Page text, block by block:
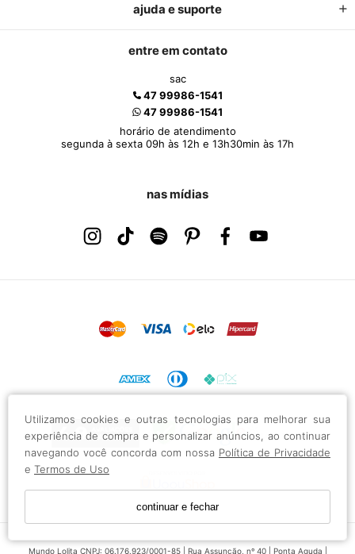
Utilizamos cookies e outras tecnologias para melhorar sua
experiência de compra e personalizar anúncios, ao continuar
navegando você concorda com nossa Política de Privacidade
e Termos de Uso
continuar e fechar
ajuda e suporte
entre em contato
sac
47 99986-1541
47 99986-1541
horário de atendimento
segunda à sexta 09h às 12h e 13h30min às 17h
nas mídias
Mundo Lolita CNPJ: 06.176.923/0001-85 | Rua Assunção, nº 40 | Ponta Aguda |